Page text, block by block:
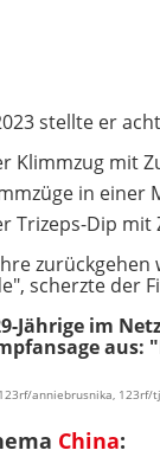
stellte er
Klimmzug mit
in einer
Trizeps-Dip mit
scherzte der
Jährige im
aus:
anniebrusnika, 123rf/
China: